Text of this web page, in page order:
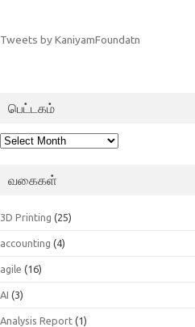
Tweets by KaniyamFoundatn
பெட்டகம்
பெட்டகம்
வகைகள்
3D Printing (25)
accounting (4)
agile (16)
AI (3)
Analysis Report (1)